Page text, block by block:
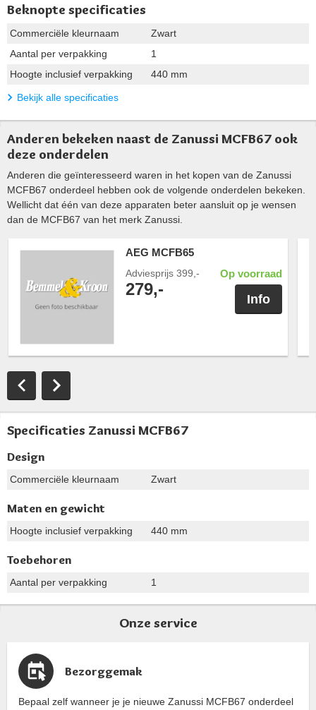
Beknopte specificaties
Commerciële kleurnaam
Zwart
Aantal per verpakking
1
Hoogte inclusief verpakking
440 mm
Bekijk alle specificaties
Anderen bekeken naast de Zanussi MCFB67 ook
deze onderdelen
Anderen die geïnteresseerd waren in het kopen van de Zanussi
MCFB67 onderdeel hebben ook de volgende onderdelen bekeken.
Wellicht dat één van deze apparaten beter aansluit op je wensen
dan de MCFB67 van het merk Zanussi.
AEG MCFB65
Adviesprijs 399,-
279,-
Op voorraad
Info
Specificaties Zanussi MCFB67
Design
Commerciële kleurnaam Zwart
Maten en gewicht
Hoogte inclusief verpakking 440 mm
Toebehoren
Aantal per verpakking 1
Onze service
Bezorggemak
Bepaal zelf wanneer je je nieuwe Zanussi MCFB67 onderdeel